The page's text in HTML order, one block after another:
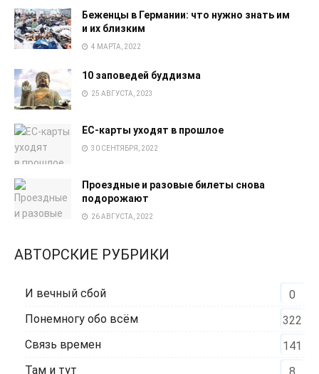
Беженцы в Германии: что нужно знать им
и их близким
4 МАРТА, 2022
10 заповедей буддизма
25 АВГУСТА, 2023
EC-карты уходят в прошлое
30 СЕНТЯБРЯ, 2022
Проездные и разовые билеты снова
подорожают
26 АВГУСТА, 2022
АВТОРСКИЕ РУБРИКИ
И вечный сбой
0
Понемногу обо всём
322
Связь времен
141
Там и тут